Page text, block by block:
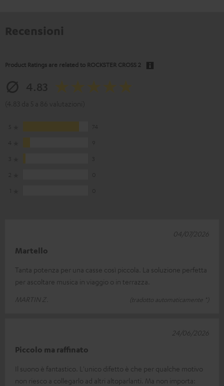
Product Ratings are related to ROCKSTER CROSS 2
Martello
Tanta potenza per una casse così piccola. La soluzione perfetta
per ascoltare musica in viaggio o in terrazza.
MARTIN Z.
(tradotto automaticamente *)
04/07/2026
Piccolo ma raffinato
Il suono è fantastico. L'unico difetto è che per qualche motivo
non riesco a collegarlo ad altri altoparlanti. Ma non importa:
24/06/2026